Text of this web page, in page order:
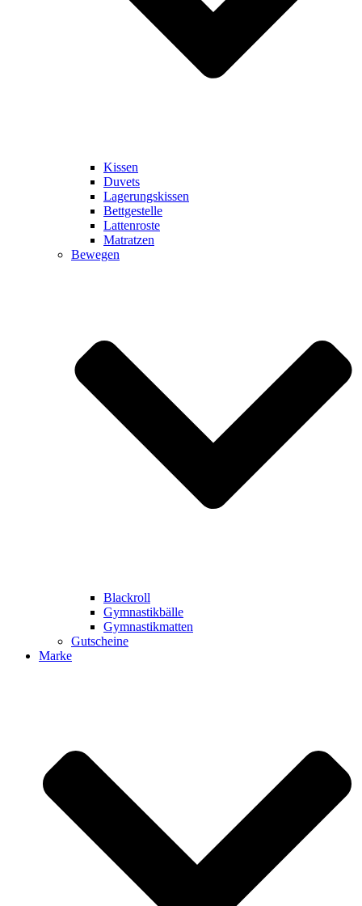
Kissen
Duvets
Lagerungskissen
Bettgestelle
Lattenroste
Matratzen
Bewegen
Blackroll
Gymnastikbälle
Gymnastikmatten
Gutscheine
Marke